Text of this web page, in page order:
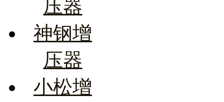
压器
神钢增
压器
小松增